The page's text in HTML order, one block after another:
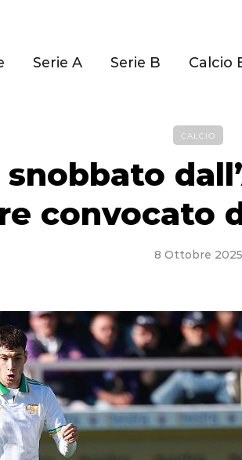
Serie A Serie B Calcio
CALCIO
snobbato
convocato
8 Ottobre 2025